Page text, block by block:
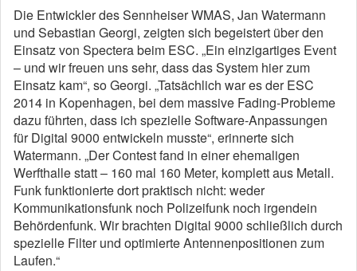
Die Entwickler des Sennheiser WMAS, Jan Watermann
und Sebastian Georgi, zeigten sich begeistert über den
Einsatz von Spectera beim ESC. „Ein einzigartiges Event
– und wir freuen uns sehr, dass das System hier zum
Einsatz kam“, so Georgi. „Tatsächlich war es der ESC
2014 in Kopenhagen, bei dem massive Fading-Probleme
dazu führten, dass ich spezielle Software-Anpassungen
für Digital 9000 entwickeln musste“, erinnerte sich
Watermann. „Der Contest fand in einer ehemaligen
Werfthalle statt – 160 mal 160 Meter, komplett aus Metall.
Funk funktionierte dort praktisch nicht: weder
Kommunikationsfunk noch Polizeifunk noch irgendein
Behördenfunk. Wir brachten Digital 9000 schließlich durch
spezielle Filter und optimierte Antennenpositionen zum
Laufen.“